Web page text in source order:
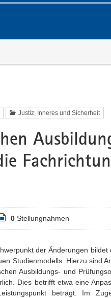
Justiz, Inneres und Sicherheit
0Stellungnahmen
der Änderungen
Studienmodells. Hierzu sind
Ausbildungs- und
Dies betrifft etwa eine
beträgt. Im